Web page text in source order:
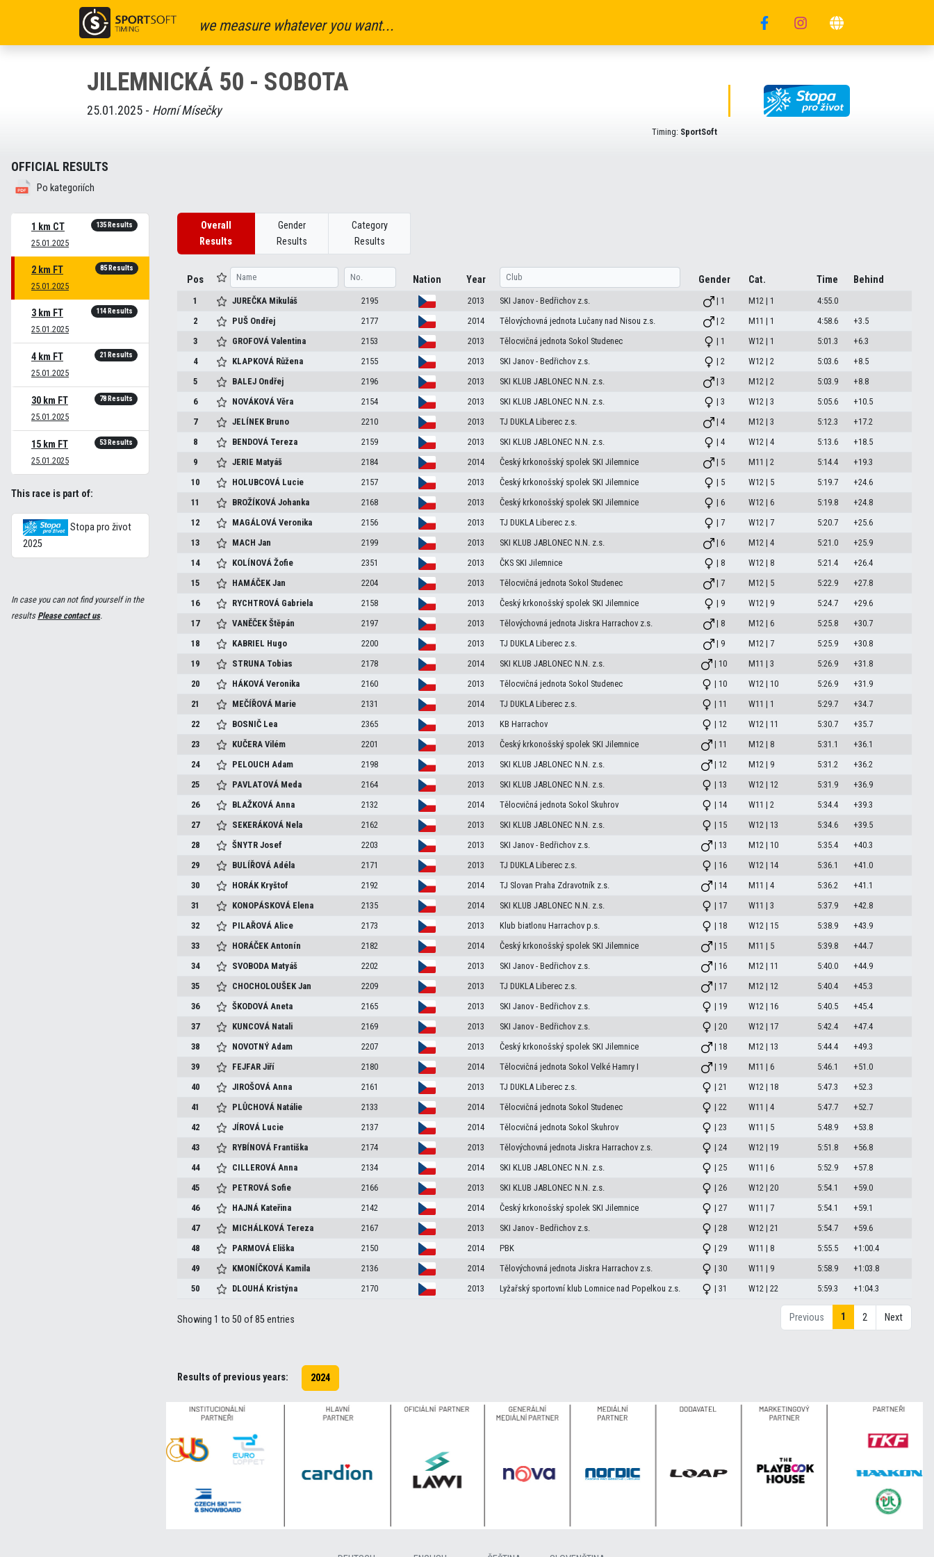
we measure whatever you want...
JILEMNICKÁ 50 - SOBOTA
25.01.2025 - Horní Mísečky
Timing: SportSoft
OFFICIAL RESULTS
Po kategoriích
1 km CT
25.01.2025
135 Results
2 km FT
25.01.2025
85 Results
3 km FT
25.01.2025
114 Results
4 km FT
25.01.2025
21 Results
30 km FT
25.01.2025
78 Results
15 km FT
25.01.2025
53 Results
This race is part of:
Stopa pro život
2025
In case you can not find yourself in the
resultsPlease contact us.
Overall
Results
Gender
Results
Category
Results
Pos Nation Year Gender Cat. Time Behind
1 JUREČKA Mikuláš 2195 2013 SKI Janov - Bedřichov z.s. | 1 M12 | 1
4:55.0
2
PUŠ Ondřej 2177 2014 Tělovýchovná jednota Lučany nad Nisou z.s. | 2 M11 | 1 4:58.6
+3.5
3
GROFOVÁValentina 2153 2013 Tělocvičná jednota Sokol Studenec | 1 W12 | 1 5:01.3
+6.3
4
KLAPKOVÁ Růžena 2155 2013 SKI Janov - Bedřichov z.s. | 2 W12 | 2 5:03.6
+8.5
5
BALEJ Ondřej 2196 2013 SKI KLUB JABLONEC N.N. z.s. | 3 M12 | 2 5:03.9
+8.8
6
NOVÁKOVÁVěra 2154 2013 SKI KLUB JABLONEC N.N. z.s. | 3 W12 | 3 5:05.6
+10.5
7
JELÍNEK Bruno 2210 2013 TJ DUKLA Liberec z.s. | 4 M12 | 3 5:12.3
+17.2
8
BENDOVÁ Tereza 2159 2013 SKI KLUB JABLONEC N.N. z.s. | 4 W12 | 4 5:13.6
+18.5
9
JERIE Matyáš 2184 2014 Český krkonošský spolek SKI Jilemnice | 5 M11 | 2 5:14.4
+19.3
10
HOLUBCOVÁ Lucie 2157 2013 Český krkonošský spolek SKI Jilemnice | 5 W12 | 5 5:19.7
+24.6
11
BROŽÍKOVÁJohanka 2168 2013 Český krkonošský spolek SKI Jilemnice | 6 W12 | 6 5:19.8
+24.8
12
MAGÁLOVÁVeronika 2156 2013 TJ DUKLA Liberec z.s. | 7 W12 | 7 5:20.7
+25.6
13
MACHJan 2199 2013 SKI KLUB JABLONEC N.N. z.s. | 6 M12 | 4 5:21.0
+25.9
14
KOLÍNOVÁŽofie 2351 2013 ČKS SKI Jilemnice | 8 W12 | 8 5:21.4
+26.4
15
HAMÁČEKJan 2204 2013 Tělocvičná jednota Sokol Studenec | 7 M12 | 5 5:22.9
+27.8
16
RYCHTROVÁ Gabriela 2158 2013 Český krkonošský spolek SKI Jilemnice | 9 W12 | 9 5:24.7
+29.6
17
VANĚČEKŠtěpán 2197 2013 Tělovýchovná jednota Jiskra Harrachov z.s. | 8 M12 | 6 5:25.8
+30.7
18
KABRIEL Hugo 2200 2013 TJ DUKLA Liberec z.s. | 9 M12 | 7 5:25.9
+30.8
19
STRUNA Tobias 2178 2014 SKI KLUB JABLONEC N.N. z.s. | 10 M11 | 3 5:26.9
+31.8
20
HÁKOVÁVeronika 2160 2013 Tělocvičná jednota Sokol Studenec | 10 W12 | 10 5:26.9
+31.9
21
MEČÍŘOVÁ Marie 2131 2014 TJ DUKLA Liberec z.s. | 11 W11 | 1 5:29.7
+34.7
22
BOSNIČ Lea 2365 2013 KB Harrachov | 12 W12 | 11 5:30.7
+35.7
23
KUČERAVilém 2201 2013 Český krkonošský spolek SKI Jilemnice | 11 M12 | 8 5:31.1
+36.1
24
PELOUCHAdam 2198 2013 SKI KLUB JABLONEC N.N. z.s. | 12 M12 | 9 5:31.2
+36.2
25
PAVLATOVÁ Meda 2164 2013 SKI KLUB JABLONEC N.N. z.s. | 13 W12 | 12 5:31.9
+36.9
26
BLAŽKOVÁAnna 2132 2014 Tělocvičná jednota Sokol Skuhrov | 14 W11 | 2 5:34.4
+39.3
27
SEKERÁKOVÁ Nela 2162 2013 SKI KLUB JABLONEC N.N. z.s. | 15 W12 | 13 5:34.6
+39.5
28
ŠNYTRJosef 2203 2013 SKI Janov - Bedřichov z.s. | 13 M12 | 10 5:35.4
+40.3
29
BULÍŘOVÁAdéla 2171 2013 TJ DUKLA Liberec z.s. | 16 W12 | 14 5:36.1
+41.0
30
HORÁK Kryštof 2192 2014 TJ Slovan Praha Zdravotník z.s. | 14 M11 | 4 5:36.2
+41.1
31
KONOPÁSKOVÁ Elena 2135 2014 SKI KLUB JABLONEC N.N. z.s. | 17 W11 | 3 5:37.9
+42.8
32
PILAŘOVÁAlice 2173 2013 Klub biatlonu Harrachov p.s. | 18 W12 | 15 5:38.9
+43.9
33
HORÁČEKAntonín 2182 2014 Český krkonošský spolek SKI Jilemnice | 15 M11 | 5 5:39.8
+44.7
34
SVOBODA Matyáš 2202 2013 SKI Janov - Bedřichov z.s. | 16 M12 | 11 5:40.0
+44.9
35
CHOCHOLOUŠEKJan 2209 2013 TJ DUKLA Liberec z.s. | 17 M12 | 12 5:40.4
+45.3
36
ŠKODOVÁAneta 2165 2013 SKI Janov - Bedřichov z.s. | 19 W12 | 16 5:40.5
+45.4
37
KUNCOVÁ Natali 2169 2013 SKI Janov - Bedřichov z.s. | 20 W12 | 17 5:42.4
+47.4
38
NOVOTNÝAdam 2207 2013 Český krkonošský spolek SKI Jilemnice | 18 M12 | 13 5:44.4
+49.3
39
FEJFARJiří 2180 2014 Tělocvičná jednota Sokol Velké Hamry I | 19 M11 | 6 5:46.1
+51.0
40
JIROŠOVÁAnna 2161 2013 TJ DUKLA Liberec z.s. | 21 W12 | 18 5:47.3
+52.3
41
PLŮCHOVÁ Natálie 2133 2014 Tělocvičná jednota Sokol Studenec | 22 W11 | 4 5:47.7
+52.7
42
JÍROVÁ Lucie 2137 2014 Tělocvičná jednota Sokol Skuhrov | 23 W11 | 5 5:48.9
+53.8
43
RYBÍNOVÁ Františka 2174 2013 Tělovýchovná jednota Jiskra Harrachov z.s. | 24 W12 | 19 5:51.8
+56.8
44
CILLEROVÁAnna 2134 2014 SKI KLUB JABLONEC N.N. z.s. | 25 W11 | 6 5:52.9
+57.8
45
PETROVÁ Sofie 2166 2013 SKI KLUB JABLONEC N.N. z.s. | 26 W12 | 20 5:54.1
+59.0
46
HAJNÁ Kateřina 2142 2014 Český krkonošský spolek SKI Jilemnice | 27 W11 | 7 5:54.1
+59.1
47
MICHÁLKOVÁ Tereza 2167 2013 SKI Janov - Bedřichov z.s. | 28 W12 | 21 5:54.7
+59.6
48
PARMOVÁ Eliška 2150 2014 PBK | 29 W11 | 8 5:55.5
+1:00.4
49
KMONÍČKOVÁ Kamila 2136 2014 Tělovýchovná jednota Jiskra Harrachov z.s. | 30 W11 | 9 5:58.9
+1:03.8
50
DLOUHÁ Kristýna 2170 2013 Lyžařský sportovní klub Lomnice nad Popelkou z.s. | 31 W12 | 22 5:59.3 +1:04.3
Showing 1 to 50 of 85 entries Previous 1 2 Next
Results of previous years: 2024